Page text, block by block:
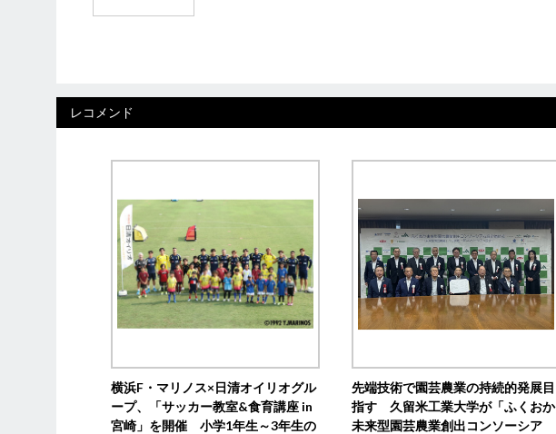
レコメンド
横浜F・マリノス×日清オイリオグル
ープ、「サッカー教室&食育講座 in
宮崎」を開催 小学1年生～3年生の
先端技術で園芸農業の持続的発展目
指す 久留米工業大学が「ふくおか
未来型園芸農業創出コンソーシア